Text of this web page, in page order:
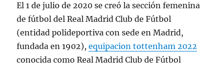
El 1 de julio de 2020 se creó la sección femenina
de fútbol del Real Madrid Club de Fútbol
(entidad polideportiva con sede en Madrid,
fundada en 1902),equipacion tottenham 2022
conocida como Real Madrid Club de Fútbol